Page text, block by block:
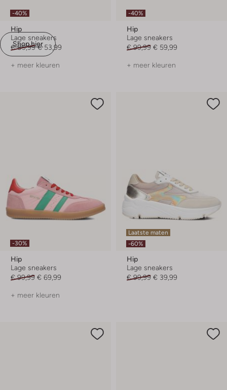
Shop hier
-40%
Hip
Lage sneakers
€ 89,99 € 53,99
+ meer kleuren
-40%
Hip
Lage sneakers
€ 99,99 € 59,99
+ meer kleuren
-30%
Hip
Lage sneakers
€ 99,99 € 69,99
+ meer kleuren
Laatste maten
-60%
Hip
Lage sneakers
€ 99,99 € 39,99